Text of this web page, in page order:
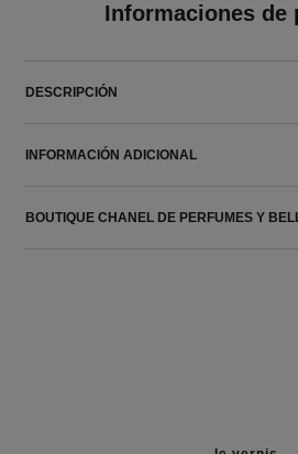
Informaciones de
DESCRIPCIÓN
INFORMACIÓN ADICIONAL
BOUTIQUE CHANEL DE PERFUMES Y